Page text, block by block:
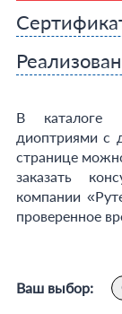
В каталоге
диоптриями с
странице
заказать
компании
проверенное
Ваш выбор: